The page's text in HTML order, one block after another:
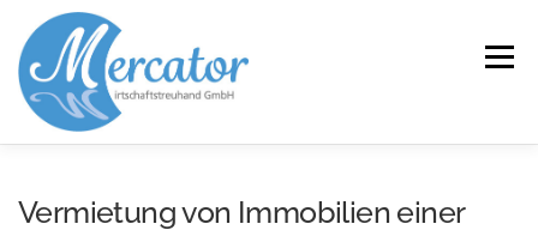
Inhalt
springen
Menü
Vermietung von Immobilien einer